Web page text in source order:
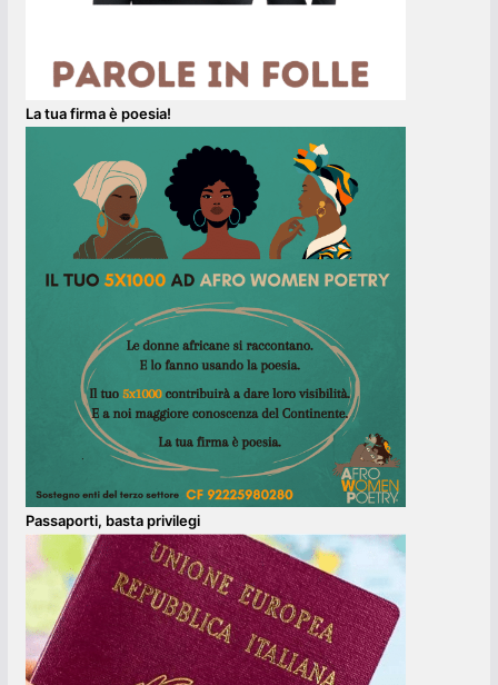
La tua firma è poesia!
Passaporti, basta privilegi